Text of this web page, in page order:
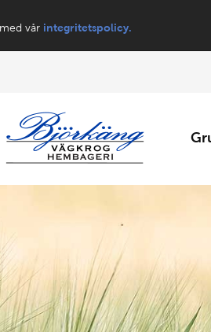
vår integritetspolicy.